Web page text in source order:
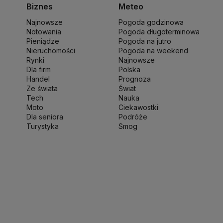
WałęsaLewica
Lotto
NarodowejMinisterstwo Rolnictwa
FinansówMinisterstwo Klimatu i Środowiska
Spraw ZagranicznychMoskwa
ZdrowiaNASA
Nord Stream 2
PentagonPiotr Gliński PKB PolskiPKO BP
Prezes NBP Adam Glapiński
Prezydent RP
Ryszard Petru
terytorialnySędziowie
PolskaSztuczna inteligencja
Biznes
Najnowsze
Notowania
Pieniądze
Nieruchomości
Rynki
Dla firm
Handel
Ze świata
Tech
Moto
Dla seniora
Turystyka
Meteo
Pogoda godzinowa
Pogoda długoterminowa
Pogoda na jutro
Pogoda na weekend
Najnowsze
Polska
Prognoza
Świat
Nauka
Ciekawostki
Podróże
Smog